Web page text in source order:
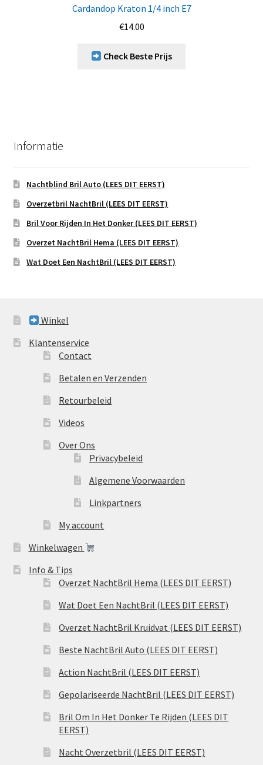
Cardandop Kraton 1/4 inch E7
€14.00
Check Beste Prijs
Informatie
Nachtblind Bril Auto (LEES DIT EERST)
Overzetbril NachtBril (LEES DIT EERST)
Bril Voor Rijden In Het Donker (LEES DIT EERST)
Overzet NachtBril Hema (LEES DIT EERST)
Wat Doet Een NachtBril (LEES DIT EERST)
Winkel
Klantenservice
Contact
Betalen en Verzenden
Retourbeleid
Videos
Over Ons
Privacybeleid
Algemene Voorwaarden
Linkpartners
My account
Winkelwagen
Info & Tips
Overzet NachtBril Hema (LEES DIT EERST)
Wat Doet Een NachtBril (LEES DIT EERST)
Overzet NachtBril Kruidvat (LEES DIT EERST)
Beste NachtBril Auto (LEES DIT EERST)
Action NachtBril (LEES DIT EERST)
Gepolariseerde NachtBril (LEES DIT EERST)
Bril Om In Het Donker Te Rijden (LEES DIT
EERST)
Nacht Overzetbril (LEES DIT EERST)